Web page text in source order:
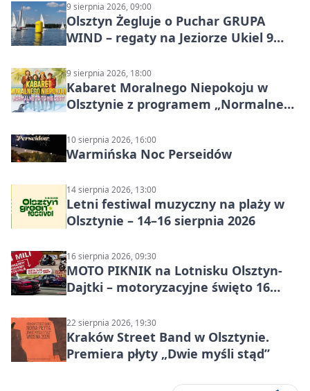
9 sierpnia 2026, 09:00
Olsztyn Żegluje o Puchar GRUPA
WIND – regaty na Jeziorze Ukiel 9
9 sierpnia 2026, 18:00
Kabaret Moralnego Niepokoju w
Olsztynie z programem „Normalne
10 sierpnia 2026, 16:00
Warmińska Noc Perseidów
14 sierpnia 2026, 13:00
Letni festiwal muzyczny na plaży w
Olsztynie – 14–16 sierpnia 2026
16 sierpnia 2026, 09:30
MOTO PIKNIK na Lotnisku Olsztyn-
Dajtki – motoryzacyjne święto 16
22 sierpnia 2026, 19:30
Kraków Street Band w Olsztynie.
Premiera płyty „Dwie myśli stąd”